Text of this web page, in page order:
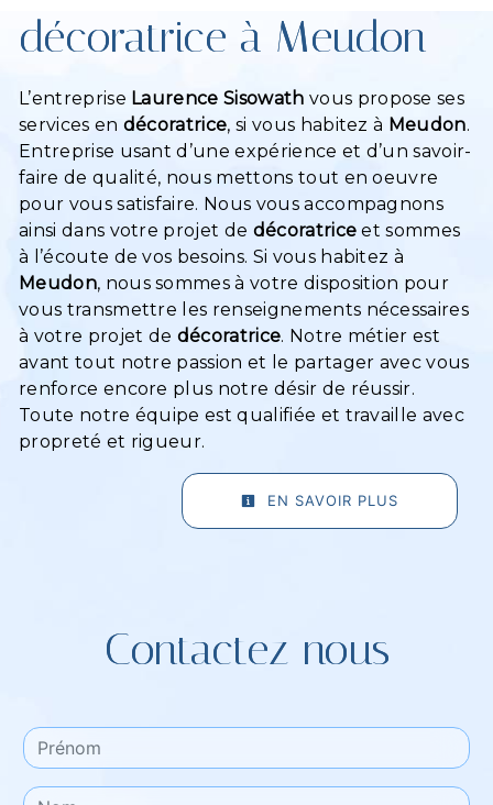
décoratrice à Meudon
L’entreprise Laurence Sisowath vous propose ses
services en décoratrice, si vous habitez à Meudon.
Entreprise usant d’une expérience et d’un savoir-
faire de qualité, nous mettons tout en oeuvre
pour vous satisfaire. Nous vous accompagnons
ainsi dans votre projet de décoratrice et sommes
à l’écoute de vos besoins. Si vous habitez à
Meudon, nous sommes à votre disposition pour
vous transmettre les renseignements nécessaires
à votre projet de décoratrice. Notre métier est
avant tout notre passion et le partager avec vous
renforce encore plus notre désir de réussir.
Toute notre équipe est qualifiée et travaille avec
propreté et rigueur.
EN SAVOIR PLUS
Contactez nous